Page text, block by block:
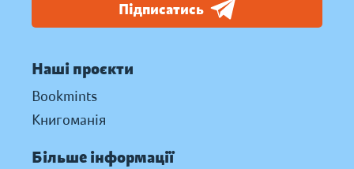
Підписатись
Наші проєкти
Bookmints
Книгоманія
Більше інформації